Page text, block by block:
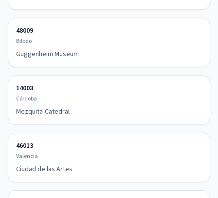
48009
Bilbao
Guggenheim Museum
14003
Córdoba
Mezquita-Catedral
46013
Valencia
Ciudad de las Artes